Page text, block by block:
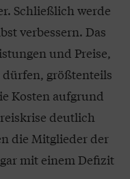
Schließlich werde
verbessern. Das
und Preise,
größtenteils
Kosten aufgrund
deutlich
die Mitglieder der
mit einem Defizit